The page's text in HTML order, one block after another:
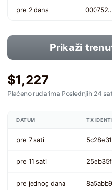
pre 2 dana
Prikaži
$1,227
Plaćeno rudarima Poslednjih 24
DATUM TX
pre 7 sati
pre 11 sati
pre jednog dana